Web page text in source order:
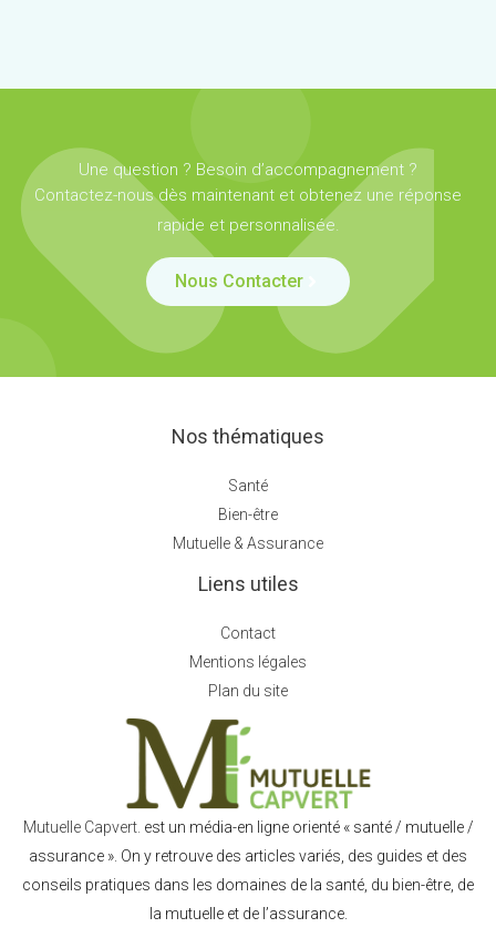
Une question ? Besoin d’accompagnement ?
Contactez-nous dès maintenant et obtenez une réponse
rapide et personnalisée.
Nous Contacter
Nos thématiques
Santé
Bien-être
Mutuelle & Assurance
Liens utiles
Contact
Mentions légales
Plan du site
Mutuelle Capvert. est un média-en ligne orienté « santé / mutuelle /
assurance ». On y retrouve des articles variés, des guides et des
conseils pratiques dans les domaines de la santé, du bien-être, de
la mutuelle et de l’assurance.